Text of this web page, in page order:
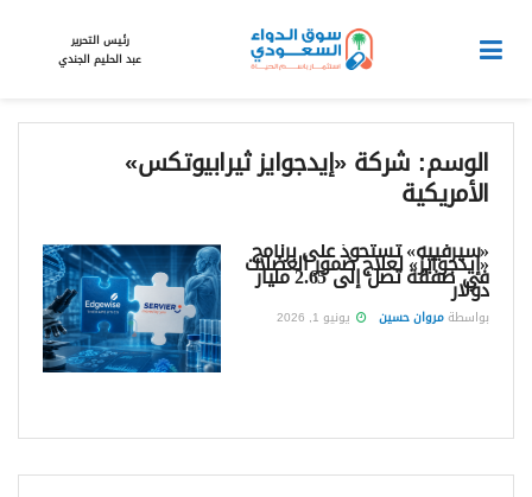
رئيس التحرير
عبد الحليم الجندي
الوسم: شركة «إيدجوايز ثيرابيوتكس»
الأمريكية
«سيرفييه» تستحوذ على برنامج
«إيدجوايز» لعلاج ضمور العضلات
في صفقة تصل إلى 2.65 مليار دولار
بواسطةمروان حسين يونيو 1, 2026